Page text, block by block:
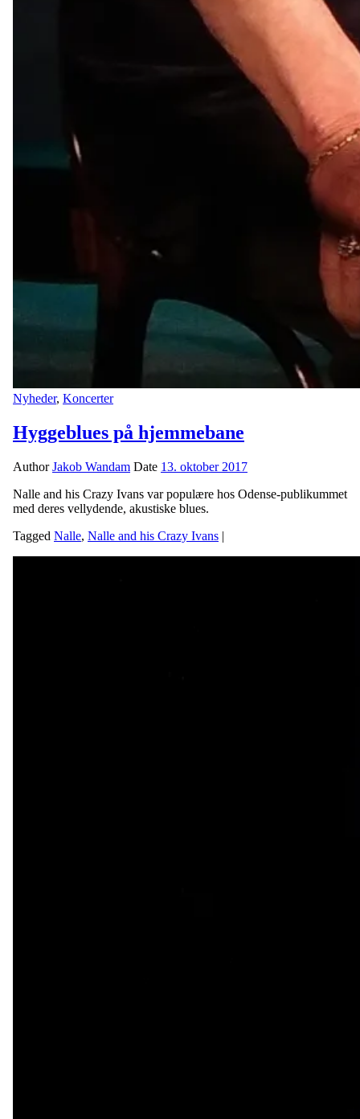
Nyheder, Koncerter
Hyggeblues på hjemmebane
AuthorJakob Wandam Date 13. oktober 2017
Nalle and his Crazy Ivans var populære hos Odense-publikummet
med deres vellydende, akustiske blues.
Tagged Nalle, Nalle and his Crazy Ivans |